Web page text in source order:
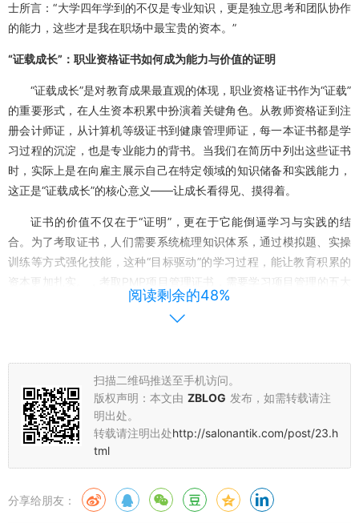
士所言：“大学四年学到的不仅是专业知识，更是独立思考和团队协作
的能力，这些才是我在职场中最宝贵的资本。”
“证载成长”：职业资格证书如何成为能力与价值的证明
“证载成长”是对教育成果最直观的体现，职业资格证书作为“证载”
的重要形式，在人生资本积累中扮演着关键角色。从教师资格证到注
册会计师证，从计算机等级证书到健康管理师证，每一本证书都是学
习过程的沉淀，也是专业能力的背书。当我们在简历中列出这些证书
时，实际上是在向雇主展示自己在特定领域的知识储备和实践能力，
这正是“证载成长”的核心意义——让成长看得见、摸得着。
证书的价值不仅在于“证明”，更在于它能倒逼学习与实践的结
合。为了考取证书，人们需要系统梳理知识体系，通过模拟题、实操
训练等方式强化技能，这种“目标驱动”的学习过程，能让教育积累的
资本更加扎实。，考取PMP项目管理证书，需要学习项目管理的五大
过程组、十大知识领域，这些知识会直接应用于工作中的项目规划与
“路在脚下延伸”强调教育路径的灵活性与持续性，每个人的人生
道路都不是固定的，而教育正是拓展可能性的钥匙。无论是选择传统
的升学路径，还是通过在线教育、职业培训等非传统方式，教育都在
为我们打开新的大门。，一位职场人通过业余时间学习数据分析课
程，不仅提升了工作效率，还可能从基础岗位转向更具发展前景的数
资本，让原本有限的道路变得更加广阔。
阅读剩余的48%
扫描二维码推送至手机访问。
版权声明：本文由 ZBLOG 发布，如需转载请注
明出处。
转载请注明出处http://salonantik.com/post/23.h
tml
分享给朋友：